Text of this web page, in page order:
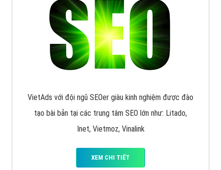
VietAds với đội ngũ SEOer giàu kinh nghiệm được đào
tạo bài bản tại các trung tâm SEO lớn như: Litado,
Inet, Vietmoz, Vinalink
XEM CHI TIẾT